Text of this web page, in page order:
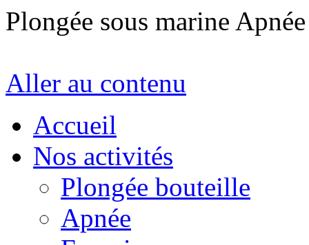
Plongée sous marine
Aller au contenu
Accueil
Nos activités
Plongée bouteille
Apnée